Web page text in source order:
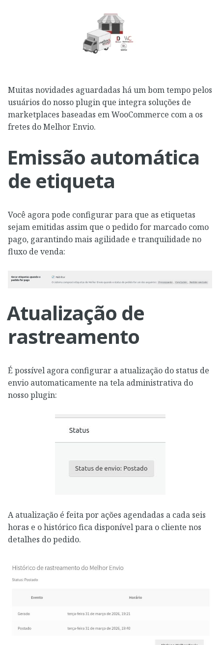
Muitas novidades aguardadas há um bom tempo pelos
usuários do nosso plugin que integra soluções de
marketplaces baseadas em WooCommerce com a os
fretes do Melhor Envio.
Emissão automática
de etiqueta
Você agora pode configurar para que as etiquetas
sejam emitidas assim que o pedido for marcado como
pago, garantindo mais agilidade e tranquilidade no
fluxo de venda:
Atualização de
rastreamento
É possível agora configurar a atualização do status de
envio automaticamente na tela administrativa do
nosso plugin:
A atualização é feita por ações agendadas a cada seis
horas e o histórico fica disponível para o cliente nos
detalhes do pedido.